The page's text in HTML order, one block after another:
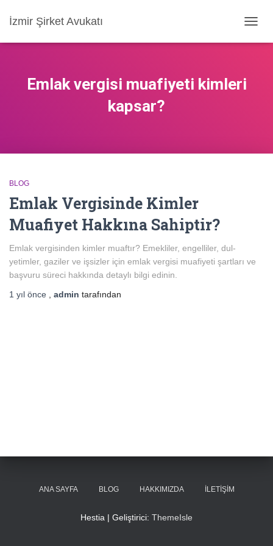
İzmir Şirket Avukatı
AÇ/
Emlak vergisi muafiyeti kimleri
kapsar?
BLOG
Emlak Vergisinde Kimler
Muafiyet Hakkına Sahiptir?
Emlak vergisinden kimler muaftır? Emekliler, engelliler, dul-
yetimler, gaziler ve işsizler için emlak vergisi muafiyeti şartları ve
başvuru süreci hakkında detaylı bilgi edinin.
1 yıl önce admin tarafından
ANA SAYFA BLOG HAKKIMIZDA İLETIŞIM
Hestia | Geliştirici: ThemeIsle